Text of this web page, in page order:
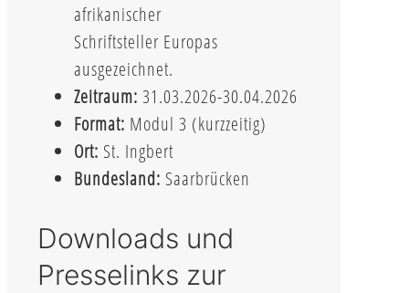
afrikanischer
Schriftsteller Europas
ausgezeichnet.
Zeitraum: 31.03.2026-30.04.2026
Format: Modul 3 (kurzzeitig)
Ort: St. Ingbert
Bundesland: Saarbrücken
Downloads und
Presselinks zur